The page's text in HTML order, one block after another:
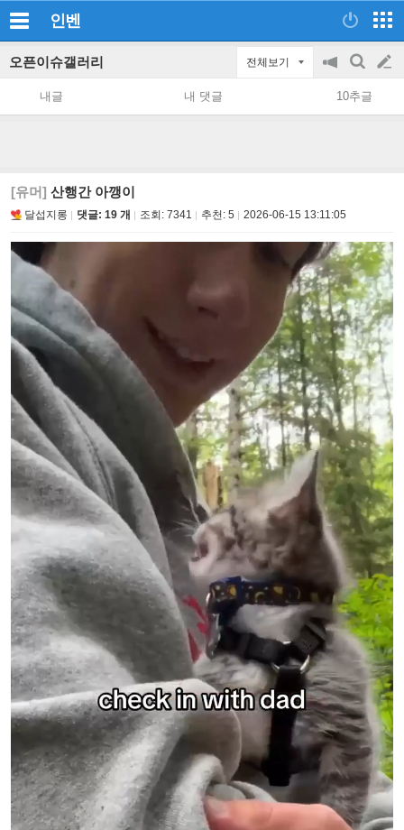
인벤
오픈이슈갤러리 전체보기
공
지
on/off
검
색
글
쓰
내글 내 댓글 10추글
[유머] 산행간 아깽이
달섭지롱 댓글: 19 개 조회: 7341 추천: 5 2026-06-15 13:11:05